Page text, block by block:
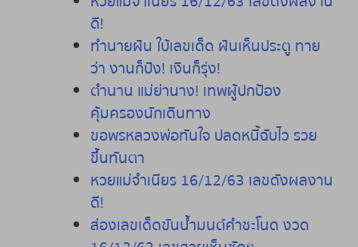
ดี!
ทำนายฝัน ใบ้เลขเด็ด ฝันเห็นประตู ทาย
ว่า งานก็ปัง! เงินก็รุ่ง!
ตำนาน แม่ย่านาง! เทพผู้ปกป้อง
คุ้มครองนักเดินทาง
ขอพรหลวงพ่อทันใจ ปลดหนี้ฉับไว รวย
ขึ้นทันตา
หวยแม่จำเนียร 16/12/63 เลขดังผลงาน
ดี!
ส่องเลขเด็ดขันน้ำมนต์คำชะโนด งวด